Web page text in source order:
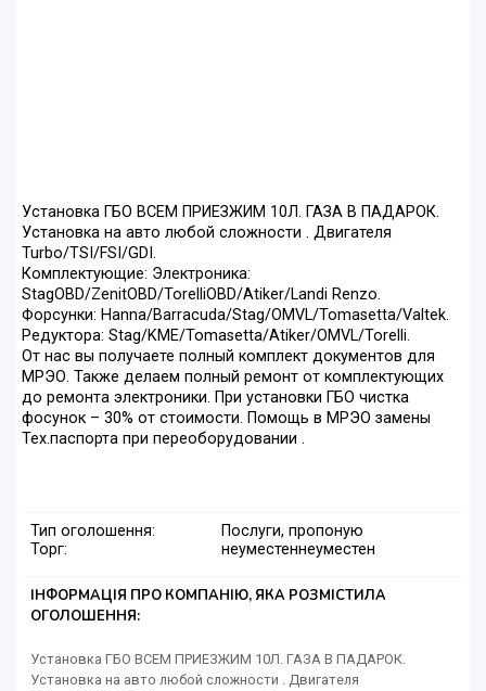
Установка ГБО ВСЕМ ПРИЕЗЖИМ 10Л. ГАЗА В ПАДАРОК.
Установка на авто любой сложности . Двигателя
Turbo/TSI/FSI/GDI.
Комплектующие: Электроника:
StagOBD/ZenitOBD/TorelliOBD/Atiker/Landi Renzo.
Форсунки: Hanna/Barracuda/Stag/OMVL/Tomasetta/Valtek.
Редуктора: Stag/KME/Tomasetta/Atiker/OMVL/Torelli.
От нас вы получаете полный комплект документов для
МРЭО. Также делаем полный ремонт от комплектующих
до ремонта электроники. При установки ГБО чистка
фосунок – 30% от стоимости. Помощь в МРЭО замены
Тех.паспорта при переоборудовании .
Тип оголошення:
Послуги, пропоную
Торг:
неуместеннеуместен
ІНФОРМАЦІЯ ПРО КОМПАНІЮ, ЯКА РОЗМІСТИЛА
ОГОЛОШЕННЯ:
Установка ГБО ВСЕМ ПРИЕЗЖИМ 10Л. ГАЗА В ПАДАРОК.
Установка на авто любой сложности . Двигателя